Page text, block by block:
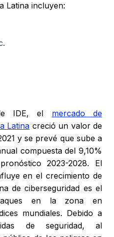
Latina incluyen:
IDE, el mercado de
Latina creció un valor de
y se prevé que sube a
compuesta del 9,10%
2023-2028. El
en el crecimiento de
de ciberseguridad es el
en la zona en
mundiales. Debido a
de seguridad, al